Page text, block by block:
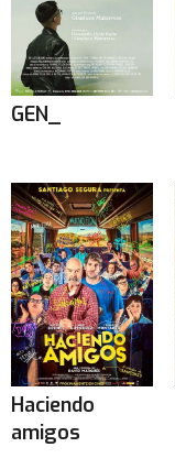
GEN_
Haciendo
amigos